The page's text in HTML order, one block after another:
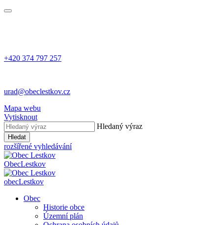
+420 374 797 257
urad@obeclestkov.cz
Mapa webu
Vytisknout
Hledaný výraz
Hledat
rozšířené vyhledávání
ObecLestkov
obecLestkov
Obec
Historie obce
Územní plán